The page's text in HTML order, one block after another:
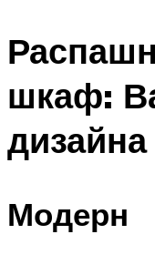
шкаф:
дизайна
Модерн